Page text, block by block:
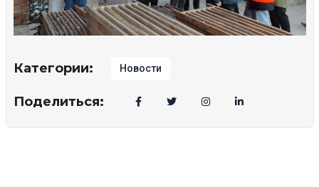
Категории: Новости
Поделиться: